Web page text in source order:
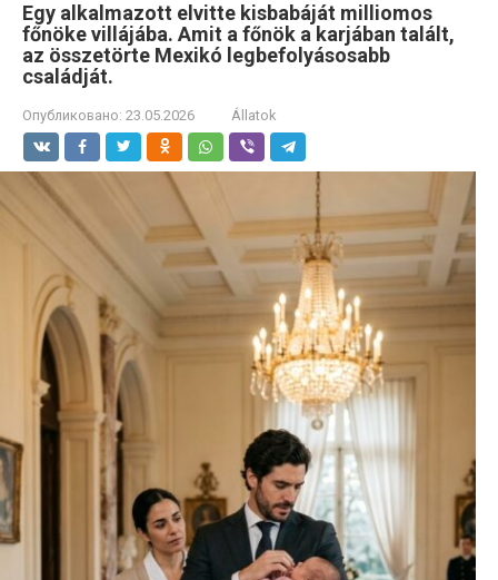
Egy alkalmazott elvitte kisbabáját milliomos
főnöke villájába. Amit a főnök a karjában talált,
az összetörte Mexikó legbefolyásosabb
családját.
Опубликовано: 23.05.2026 Állatok